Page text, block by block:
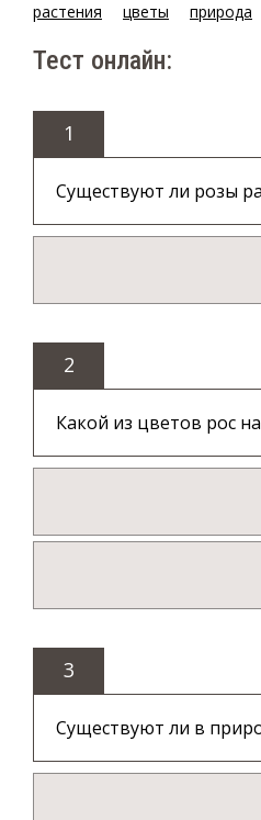
растения цветы природа
Тест онлайн:
1
Существуют ли розы
2
Какой из цветов рос
3
Существуют ли в